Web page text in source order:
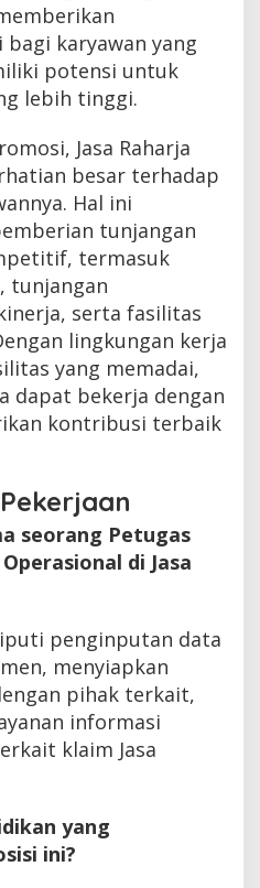
karyawan yang
potensi untuk
lebih tinggi.
Jasa Raharja
besar terhadap
Hal ini
tunjangan
termasuk
tunjangan
serta fasilitas
lingkungan kerja
yang memadai,
dapat bekerja dengan
kontribusi terbaik
seorang Petugas
di Jasa
penginputan data
menyiapkan
pihak terkait,
informasi
klaim Jasa
yang
ini?